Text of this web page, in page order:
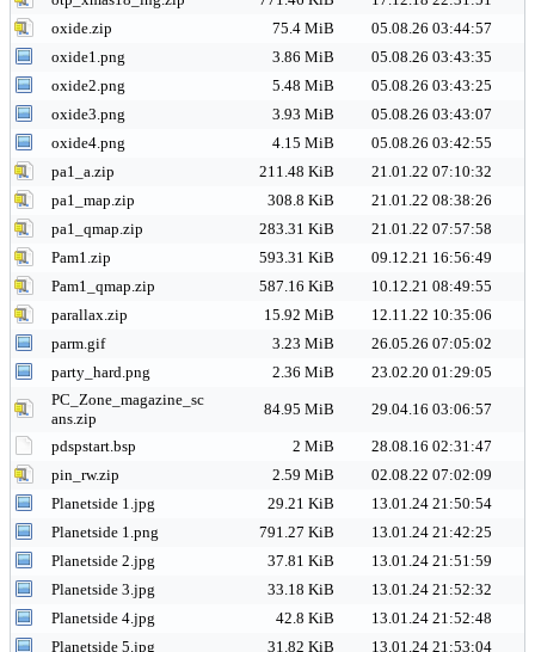
oxide.zip
75.4 MiB
05.08.26 03:44:57
oxide1.png
3.86 MiB
05.08.26 03:43:35
oxide2.png
5.48 MiB
05.08.26 03:43:25
oxide3.png
3.93 MiB
05.08.26 03:43:07
oxide4.png
4.15 MiB
05.08.26 03:42:55
pa1_a.zip
211.48 KiB
21.01.22 07:10:32
pa1_map.zip
308.8 KiB
21.01.22 08:38:26
pa1_qmap.zip
283.31 KiB
21.01.22 07:57:58
Pam1.zip
593.31 KiB
09.12.21 16:56:49
Pam1_qmap.zip
587.16 KiB
10.12.21 08:49:55
parallax.zip
15.92 MiB
12.11.22 10:35:06
parm.gif
3.23 MiB
26.05.26 07:05:02
party_hard.png
2.36 MiB
23.02.20 01:29:05
PC_Zone_magazine_sc
ans.zip
84.95 MiB 29.04.16 03:06:57
pdspstart.bsp 2 MiB
28.08.16 02:31:47
pin_rw.zip
2.59 MiB
02.08.22 07:02:09
Planetside 1.jpg
29.21 KiB
13.01.24 21:50:54
Planetside 1.png
791.27 KiB
13.01.24 21:42:25
Planetside 2.jpg
37.81 KiB
13.01.24 21:51:59
Planetside 3.jpg
33.18 KiB
13.01.24 21:52:32
Planetside 4.jpg
42.8 KiB
13.01.24 21:52:48
Planetside 5.jpg
31.82 KiB 13.01.24 21:53:04